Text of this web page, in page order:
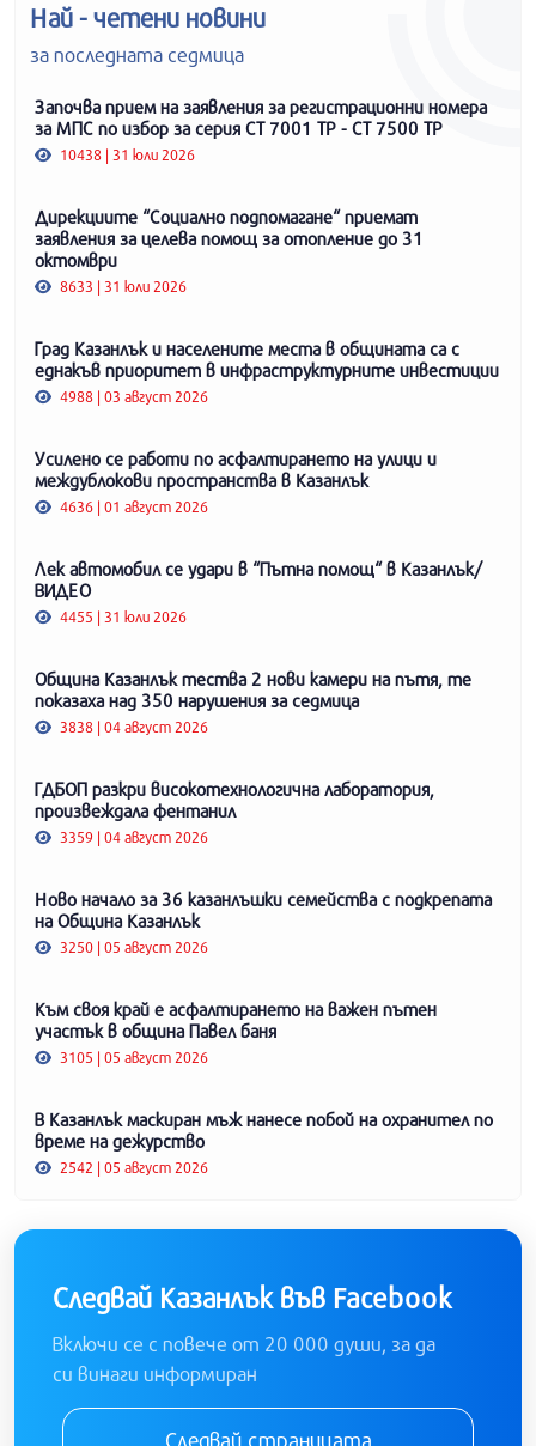
Най - четени новини
за последната седмица
Започва прием на заявления за регистрационни номера
за МПС по избор за серия СТ 7001 ТР - СТ 7500 ТР
10438 | 31 юли 2026
Дирекциите “Социално подпомагане“ приемат
заявления за целева помощ за отопление до 31
октомври
8633 | 31 юли 2026
Град Казанлък и населените места в общината са с
еднакъв приоритет в инфраструктурните инвестиции
4988 | 03 август 2026
Усилено се работи по асфалтирането на улици и
междублокови пространства в Казанлък
4636 | 01 август 2026
Лек автомобил се удари в “Пътна помощ“ в Казанлък/
ВИДЕО
4455 | 31 юли 2026
Община Казанлък тества 2 нови камери на пътя, те
показаха над 350 нарушения за седмица
3838 | 04 август 2026
ГДБОП разкри високотехнологична лаборатория,
произвеждала фентанил
3359 | 04 август 2026
Ново начало за 36 казанлъшки семейства с подкрепата
на Община Казанлък
3250 | 05 август 2026
Към своя край е асфалтирането на важен пътен
участък в община Павел баня
3105 | 05 август 2026
В Казанлък маскиран мъж нанесе побой на охранител по
време на дежурство
2542 | 05 август 2026
Следвай Казанлък във Facebook
Включи се с повече от 20 000 души, за да
си винаги информиран
Следвай страницата